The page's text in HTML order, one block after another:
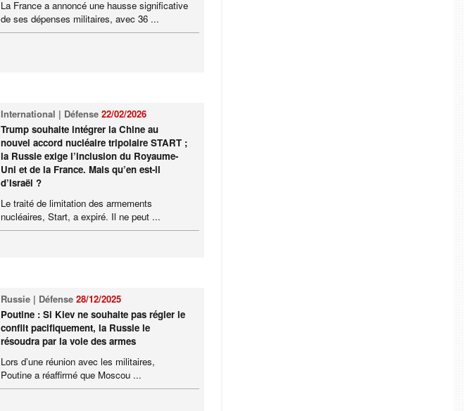
La France a annoncé une hausse significative
de ses dépenses militaires, avec 36 ...
International | Défense 22/02/2026
Trump souhaite intégrer la Chine au
nouvel accord nucléaire tripolaire START ;
la Russie exige l’inclusion du Royaume-
Uni et de la France. Mais qu’en est-il
d’Israël ?
Le traité de limitation des armements
nucléaires, Start, a expiré. Il ne peut ...
Russie | Défense 28/12/2025
Poutine : Si Kiev ne souhaite pas régler le
conflit pacifiquement, la Russie le
résoudra par la voie des armes
Lors d’une réunion avec les militaires,
Poutine a réaffirmé que Moscou ...